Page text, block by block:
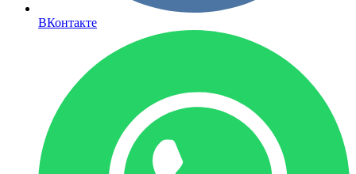
ВКонтакте